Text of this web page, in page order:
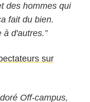
des hommes qui
fait du bien.
d'autres.”
sur
Off-campus,